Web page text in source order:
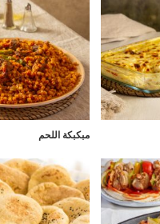
مبكبكة اللحم